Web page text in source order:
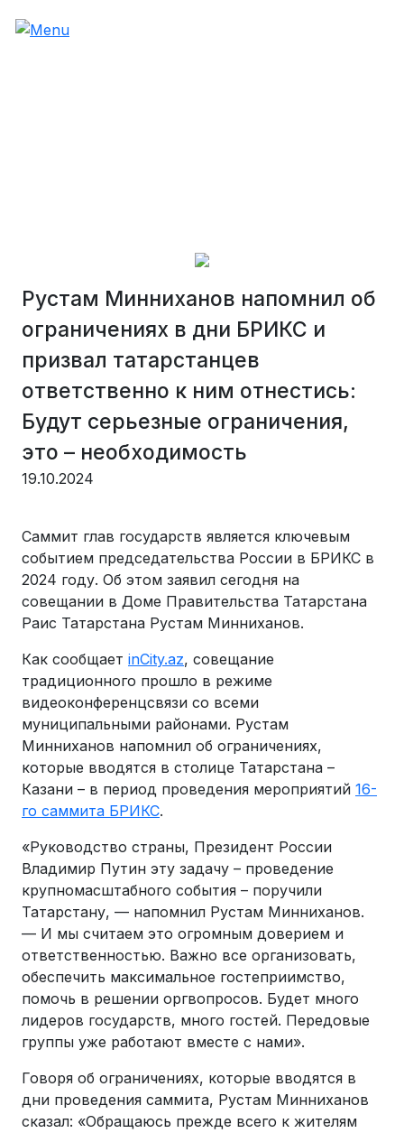
Рустам Минниханов напомнил об
ограничениях в дни БРИКС и
призвал татарстанцев
ответственно к ним отнестись:
Будут серьезные ограничения,
это – необходимость
19.10.2024
Саммит глав государств является ключевым
событием председательства России в БРИКС в
2024 году. Об этом заявил сегодня на
совещании в Доме Правительства Татарстана
Раис Татарстана Рустам Минниханов.
Как сообщает inCity.az, cовещание
традиционного прошло в режиме
видеоконференцсвязи со всеми
муниципальными районами. Рустам
Минниханов напомнил об ограничениях,
которые вводятся в столице Татарстана –
Казани – в период проведения мероприятий 16-
го саммита БРИКС.
«Руководство страны, Президент России
Владимир Путин эту задачу – проведение
крупномасштабного события – поручили
Татарстану, — напомнил Рустам Минниханов.
— И мы считаем это огромным доверием и
ответственностью. Важно все организовать,
обеспечить максимальное гостеприимство,
помочь в решении оргвопросов. Будет много
лидеров государств, много гостей. Передовые
группы уже работают вместе с нами».
Говоря об ограничениях, которые вводятся в
дни проведения саммита, Рустам Минниханов
сказал: «Обращаюсь прежде всего к жителям